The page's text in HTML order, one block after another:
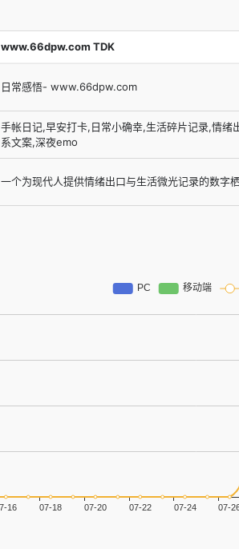
www.66dpw.com TDK
日常感悟- www.66dpw.com
手帐日记,早安打卡,日常小确幸,生活碎片记录,情
系文案,深夜emo
一个为现代人提供情绪出口与生活微光记录的数字